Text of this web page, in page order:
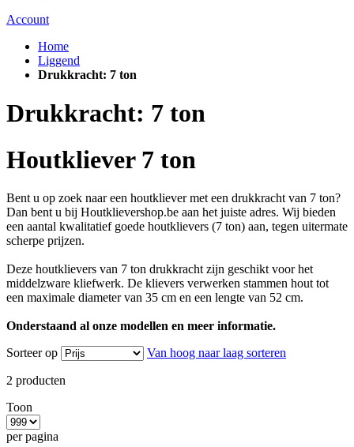
Account
Home
Liggend
Drukkracht: 7 ton
Drukkracht: 7 ton
Houtkliever 7 ton
Bent u op zoek naar een houtkliever met een drukkracht van 7 ton?
Dan bent u bij Houtklievershop.be aan het juiste adres. Wij bieden
een aantal kwalitatief goede houtklievers (7 ton) aan, tegen uitermate
scherpe prijzen.
Deze houtklievers van 7 ton drukkracht zijn geschikt voor het
middelzware kliefwerk. De klievers verwerken stammen hout tot
een maximale diameter van 35 cm en een lengte van 52 cm.
Onderstaand al onze modellen en meer informatie.
Sorteer op
Van hoog naar laag sorteren
2 producten
Toon
per pagina